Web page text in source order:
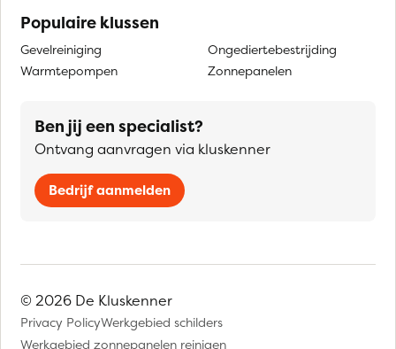
Populaire klussen
Gevelreiniging
Warmtepompen
Ongediertebestrijding
Zonnepanelen
Ben jij een specialist?
Ontvang aanvragen via kluskenner
Bedrijf aanmelden
© 2026 De Kluskenner
Privacy PolicyWerkgebied schilders
Werkgebied zonnepanelen reinigen